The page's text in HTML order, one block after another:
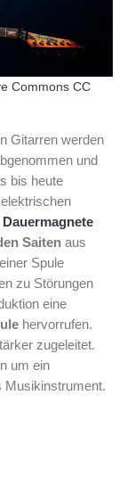
Commons CC
Gitarren werden
und
bis heute
Dauermagnete
Saiten aus
Spule
zu Störungen
eine
hervorrufen.
zugeleitet.
um ein
Musikinstrument.